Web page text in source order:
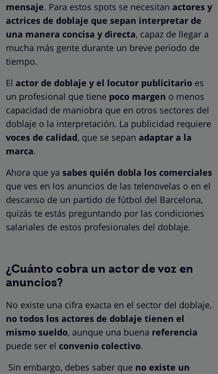
mensaje. Para estos spots se necesitan actores y
actrices de doblaje que sepan interpretar de
una manera concisa y directa, capaz de llegar a
mucha más gente durante un breve periodo de
tiempo.
El actor de doblaje y el locutor publicitario es
un profesional que tiene poco margen o menos
capacidad de maniobra que en otros sectores del
doblaje o la interpretación. La publicidad requiere
voces de calidad, que se sepan adaptar a la
marca.
Ahora que ya sabes quién dobla los comerciales
que ves en los anuncios de las telenovelas o en el
descanso de un partido de fútbol del Barcelona,
quizás te estás preguntando por las condiciones
salariales de estos profesionales del doblaje.
¿Cuánto cobra un actor de voz en
anuncios?
No existe una cifra exacta en el sector del doblaje,
no todos los actores de doblaje tienen el
mismo sueldo, aunque una buena referencia
puede ser el convenio colectivo.
Sin embargo, debes saber que no existe un